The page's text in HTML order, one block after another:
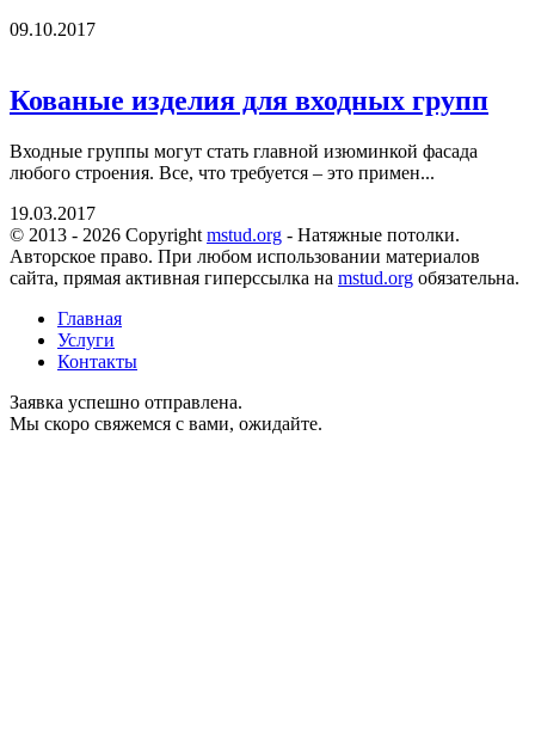
09.10.2017
Кованые изделия для входных групп
Входные группы могут стать главной изюминкой фасада
любого строения. Все, что требуется – это примен...
19.03.2017
© 2013 - 2026 Copyright mstud.org - Натяжные потолки.
Авторское право. При любом использовании материалов
сайта, прямая активная гиперссылка на mstud.org обязательна.
Главная
Услуги
Контакты
Заявка успешно отправлена.
Мы скоро свяжемся с вами, ожидайте.